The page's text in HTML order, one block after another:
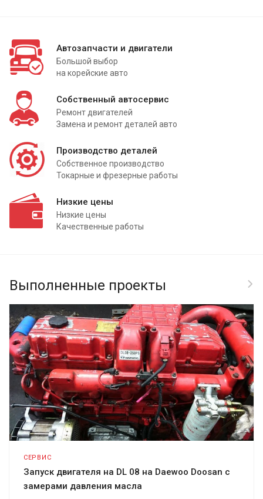
Автозапчасти и двигатели
Большой выбор
на корейские авто
Собственный автосервис
Ремонт двигателей
Замена и ремонт деталей авто
Производство деталей
Собственное производство
Токарные и фрезерные работы
Низкие цены
Низкие цены
Качественные работы
Выполненные проекты
СЕРВИС
Запуск двигателя на DL 08 на Daewoo Doosan с
замерами давления масла